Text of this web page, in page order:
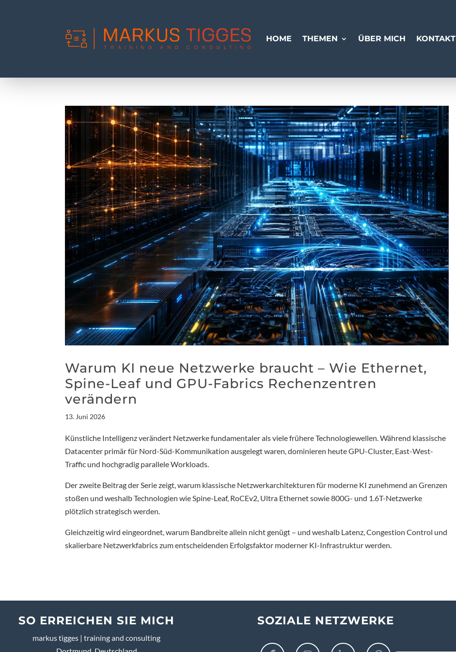
HOME THEMEN ÜBER MICH KONTAKT
Warum KI neue Netzwerke braucht – Wie Ethernet,
Spine-Leaf und GPU-Fabrics Rechenzentren
verändern
13. Juni 2026
Künstliche Intelligenz verändert Netzwerke fundamentaler als viele frühere Technologiewellen. Während klassische
Datacenter primär für Nord-Süd-Kommunikation ausgelegt waren, dominieren heute GPU-Cluster, East-West-
Traffic und hochgradig parallele Workloads.
Der zweite Beitrag der Serie zeigt, warum klassische Netzwerkarchitekturen für moderne KI zunehmend an Grenzen
stoßen und weshalb Technologien wie Spine-Leaf, RoCEv2, Ultra Ethernet sowie 800G- und 1.6T-Netzwerke
plötzlich strategisch werden.
Gleichzeitig wird eingeordnet, warum Bandbreite allein nicht genügt – und weshalb Latenz, Congestion Control und
skalierbare Netzwerkfabrics zum entscheidenden Erfolgsfaktor moderner KI-Infrastruktur werden.
SO ERREICHEN SIE MICH
markus tigges | training and consulting
SOZIALE NETZWERKE